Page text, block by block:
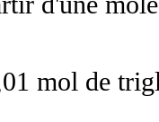
mol de